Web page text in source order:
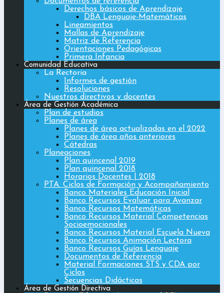
Derechos básicos de Aprendizaje
DBA Lenguaje-Matemáticas
Lineamientos
Mallas de Aprendizaje
Matriz de Referencia
Orientaciones Pedagógicas
Primera Infancia
Comunidad Educativa
La Rectoria
Informes de gestión
Resoluciones
Nuestros directivos y docentes
Área de Gestión Académica
Plan de estudios
Planes de área
Planes de área actualizadas en el 2022
Planes de área años anteriores
Cátedras
Planeaciones
Plan quincenal 2019
Plan quincenal 2018
Horarios Docentes | 2018
PTA. Ciclos de Formación y Acompañamiento
Banco Materiales Educación Inicial
Banco Recursos Evaluar para Avanzar
Banco Recursos Matemáticas
Banco Recursos Material Competencias
Socioemocionales
Banco Recursos Material Escuela Nueva
Banco Recursos Animación Lectora
Banco Recursos Guías Lenguaje
Documentos de Referencia
Material Formaciones STS y CDA por
Ciclos
Secuencias Didácticas
Área de Gestión Directiva